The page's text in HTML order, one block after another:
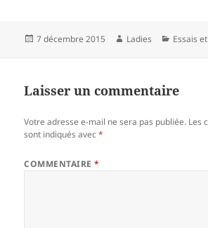
Publié
7 décembre 2015 Auteur
Ladies Essais
Laisser un commentaire
Votre adresse e-mail ne sera pas publiée. Les
sont indiqués avec*
COMMENTAIRE*